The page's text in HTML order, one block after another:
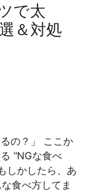
で太
＆対処
の？」 ここか
“NGな食べ
しかしたら、あ
食べ方してま